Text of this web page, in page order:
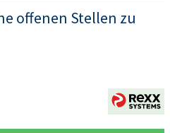
offenen Stellen zu